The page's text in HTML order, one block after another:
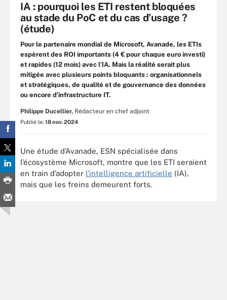
IA : pourquoi les ETI restent bloquées
au stade du PoC et du cas d’usage ?
(étude)
Pour le partenaire mondial de Microsoft, Avanade, les ETIs
espèrent des ROI importants (4 € pour chaque euro investi)
et rapides (12 mois) avec l’IA. Mais la réalité serait plus
mitigée avec plusieurs points bloquants : organisationnels
et stratégiques, de qualité et de gouvernance des données
ou encore d’infrastructure IT.
Philippe Ducellier, Rédacteur en chef adjoint
Publié le: 18 nov. 2024
Une étude d’Avanade, ESN spécialisée dans
l’écosystème Microsoft, montre que les ETI seraient
en train d’adopter l’intelligence artificielle (IA),
mais que les freins demeurent forts.